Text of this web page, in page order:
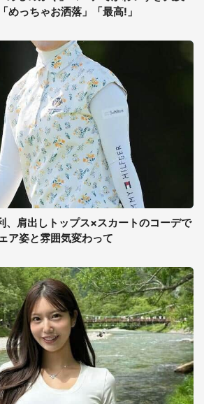
めっちゃお洒落」「最高!」
、肩出しトップス×スカートのコーデで
ア姿と雰囲気変わって